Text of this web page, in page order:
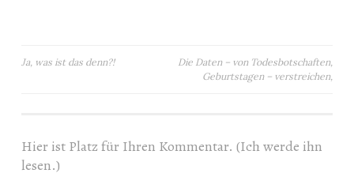
Beitragsnavigation
Ja, was ist das denn?!
Die Daten – von Todesbotschaften,
Geburtstagen – verstreichen,
Hier ist Platz für Ihren Kommentar. (Ich werde ihn
lesen.)